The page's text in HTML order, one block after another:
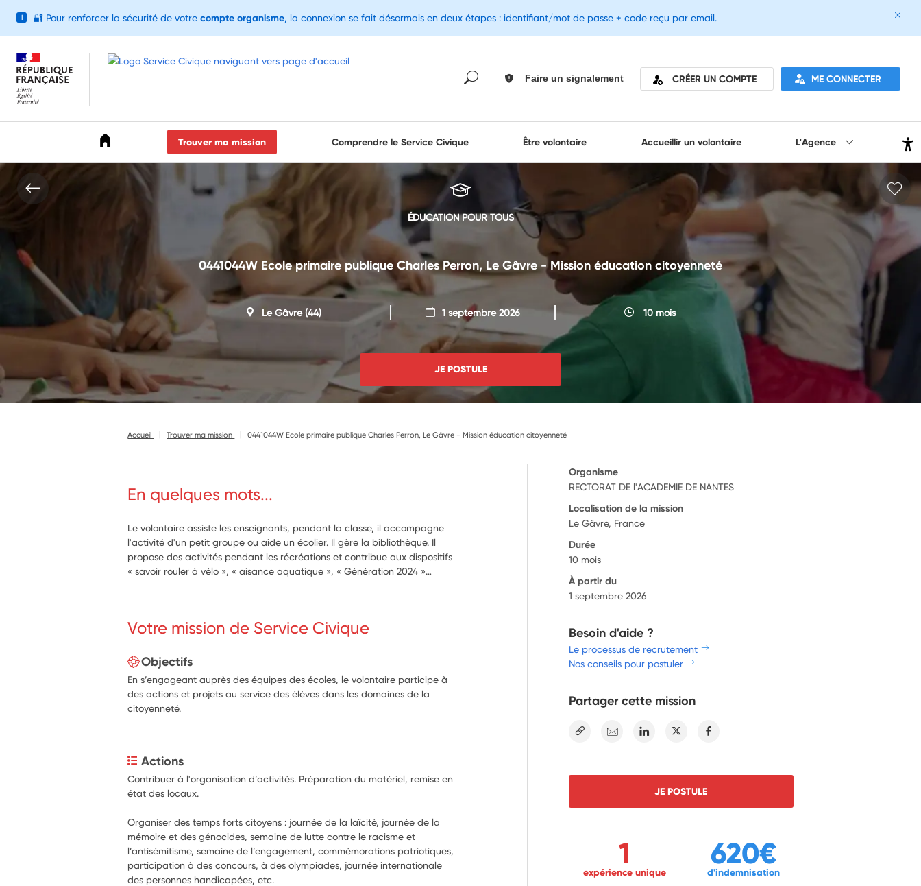
Faire un signalement CRÉER UN COMPTE ME CONNECTER
Trouver ma mission Comprendre le Service Civique Être volontaire Accueillir un volontaire L'Agence
ÉDUCATION POUR TOUS
0441044W Ecole primaire publique Charles Perron, Le Gâvre - Mission éducation citoyenneté
Le Gâvre(44) 1 septembre 2026 10 mois
JE POSTULE
Accueil Trouver ma mission 0441044W Ecole primaire publique Charles Perron, Le Gâvre - Mission éducation citoyenneté
En quelques mots...
Le volontaire assiste les enseignants, pendant la classe, il accompagne
l'activité d'un petit groupe ou aide un écolier. Il gère la bibliothèque. Il
propose des activités pendant les récréations et contribue aux dispositifs
« savoir rouler à vélo », « aisance aquatique », « Génération 2024 »…
Votre mission de Service Civique
Objectifs
En s’engageant auprès des équipes des écoles, le volontaire participe à
des actions et projets au service des élèves dans les domaines de la
citoyenneté.
Actions
Contribuer à l'organisation d’activités. Préparation du matériel, remise en
état des locaux.
Organiser des temps forts citoyens : journée de la laïcité, journée de la
mémoire et des génocides, semaine de lutte contre le racisme et
l’antisémitisme, semaine de l’engagement, commémorations patriotiques,
participation à des concours, à des olympiades, journée internationale
des personnes handicapées, etc.
Organisme
RECTORAT DE l'ACADEMIE DE NANTES
Localisation de la mission
Le Gâvre, France
Durée
10 mois
À partir du
1 septembre 2026
Besoin d'aide ?
Le processus de recrutement
Nos conseils pour postuler
Partager cette mission
E-mail Linkedin Twitter
JE POSTULE
1
expérience unique
620€
d'indemnisation
i 🔐 Pour renforcer la sécurité de votre compte organisme, la connexion se fait désormais en deux étapes : identifiant/mot de passe + code reçu par email.